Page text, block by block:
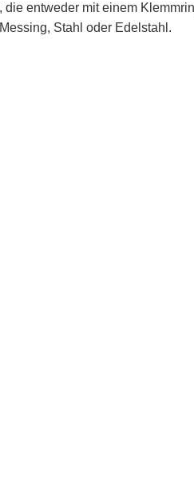
entweder mit einem
Stahl oder Edelstahl.